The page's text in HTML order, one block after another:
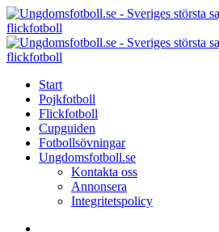
Menu
Search
Menu
Start
Pojkfotboll
Flickfotboll
Cupguiden
Fotbollsövningar
Ungdomsfotboll.se
Kontakta oss
Annonsera
Integritetspolicy